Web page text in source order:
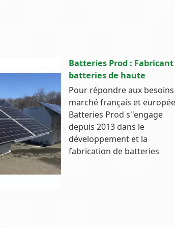
Batteries Prod : Fabricant
batteries de haute
Pour répondre aux
marché français et
Batteries Prod s''engage
depuis 2013 dans le
développement et la
fabrication de batteries